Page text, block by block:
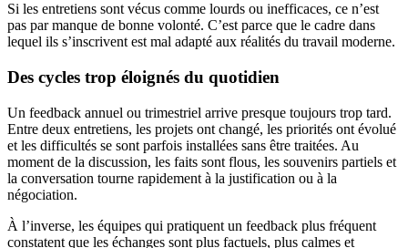
Si les entretiens sont vécus comme lourds ou inefficaces, ce n’est
pas par manque de bonne volonté. C’est parce que le cadre dans
lequel ils s’inscrivent est mal adapté aux réalités du travail moderne.
Des cycles trop éloignés du quotidien
Un feedback annuel ou trimestriel arrive presque toujours trop tard.
Entre deux entretiens, les projets ont changé, les priorités ont évolué
et les difficultés se sont parfois installées sans être traitées. Au
moment de la discussion, les faits sont flous, les souvenirs partiels et
la conversation tourne rapidement à la justification ou à la
négociation.
À l’inverse, les équipes qui pratiquent un feedback plus fréquent
constatent que les échanges sont plus factuels, plus calmes et